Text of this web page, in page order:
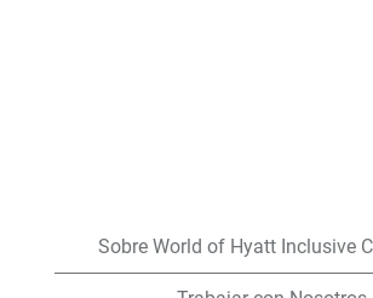
Sobre World of Hyatt Inclusive